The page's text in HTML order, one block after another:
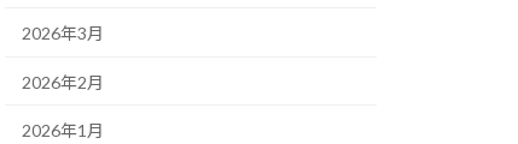
2026年3月
2026年2月
2026年1月